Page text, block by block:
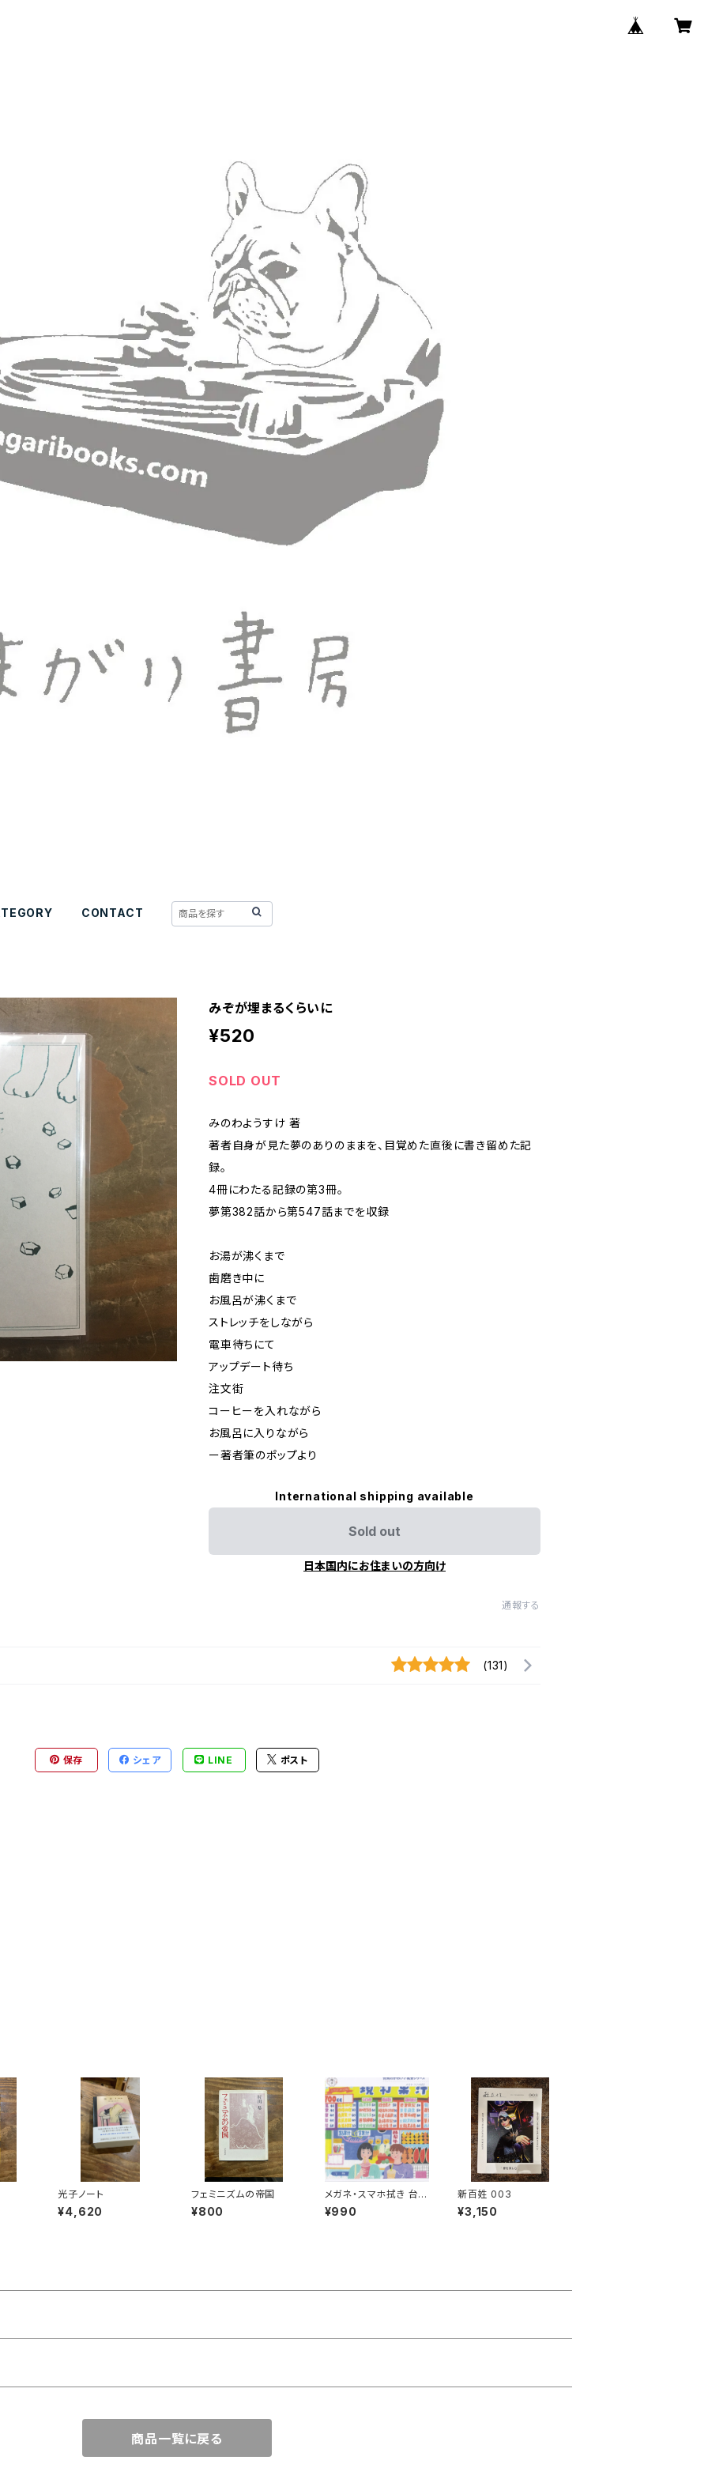
CONTACT
みぞが埋まるくらいに
¥520
SOLD OUT
みのわようすけ 著
著者自身が見た夢のありのままを、目覚めた直後に書き留めた記
録。
4冊にわたる記録の第3冊。
夢第382話から第547話までを収録
お湯が沸くまで
歯磨き中に
お風呂が沸くまで
ストレッチをしながら
電車待ちにて
アップデート待ち
注文街
コーヒーを入れながら
お風呂に入りながら
ー著者筆のポップより
International shipping available
Sold out
日本国内にお住まいの方向け
通報する
(131)
保存 シェア LINE ポスト
光子ノート
¥4,620
フェミニズムの帝国
¥800
メガネ・スマホ拭き 台湾
の風景（ジューススタン
ド）
¥990
新百姓 003
¥3,150
商品一覧に戻る